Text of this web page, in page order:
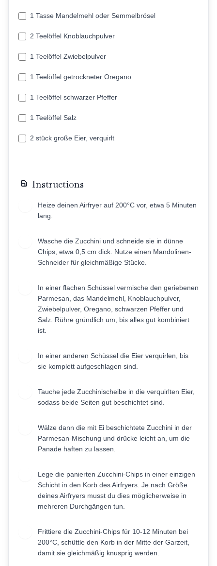
1 Tasse Mandelmehl oder Semmelbrösel
2 Teelöffel Knoblauchpulver
1 Teelöffel Zwiebelpulver
1 Teelöffel getrockneter Oregano
1 Teelöffel schwarzer Pfeffer
1 Teelöffel Salz
2 stück große Eier, verquirlt
Instructions
Heize deinen Airfryer auf 200°C vor, etwa 5 Minuten
lang.
Wasche die Zucchini und schneide sie in dünne
Chips, etwa 0,5 cm dick. Nutze einen Mandolinen-
Schneider für gleichmäßige Stücke.
In einer flachen Schüssel vermische den geriebenen
Parmesan, das Mandelmehl, Knoblauchpulver,
Zwiebelpulver, Oregano, schwarzen Pfeffer und
Salz. Rühre gründlich um, bis alles gut kombiniert
ist.
In einer anderen Schüssel die Eier verquirlen, bis
sie komplett aufgeschlagen sind.
Tauche jede Zucchinischeibe in die verquirlten Eier,
sodass beide Seiten gut beschichtet sind.
Wälze dann die mit Ei beschichtete Zucchini in der
Parmesan-Mischung und drücke leicht an, um die
Panade haften zu lassen.
Lege die panierten Zucchini-Chips in einer einzigen
Schicht in den Korb des Airfryers. Je nach Größe
deines Airfryers musst du dies möglicherweise in
mehreren Durchgängen tun.
Frittiere die Zucchini-Chips für 10-12 Minuten bei
200°C, schüttle den Korb in der Mitte der Garzeit,
damit sie gleichmäßig knusprig werden.